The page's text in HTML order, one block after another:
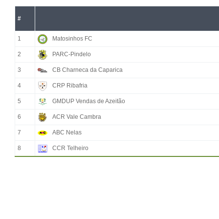
#
1 Matosinhos FC
2 PARC-Pindelo
3 CB Charneca da Caparica
4 CRP Ribafria
5 GMDUP Vendas de Azeitão
6 ACR Vale Cambra
7 ABC Nelas
8 CCR Telheiro